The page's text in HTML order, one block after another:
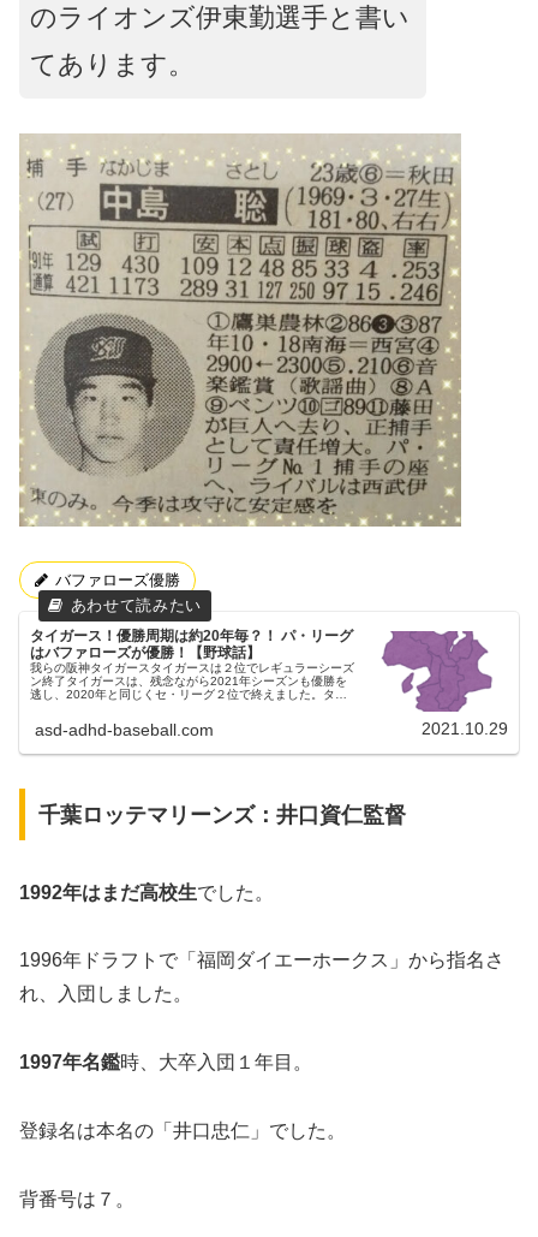
のライオンズ伊東勤選手と書い
てあります。
バファローズ優勝
タイガース！優勝周期は約20年毎？！ パ・リーグ
はバファローズが優勝！【野球話】
我らの阪神タイガースタイガースは２位でレギュラーシーズ
ン終了タイガースは、残念ながら2021年シーズンも優勝を
逃し、2020年と同じくセ・リーグ２位で終えました。タイ
asd-adhd-baseball.com 2021.10.29
千葉ロッテマリーンズ：井口資仁監督
1992年はまだ高校生でした。
1996年ドラフトで「福岡ダイエーホークス」から指名さ
れ、入団しました。
1997年名鑑時、大卒入団１年目。
登録名は本名の「井口忠仁」でした。
背番号は７。